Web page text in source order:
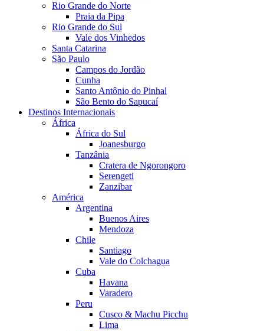
Rio Grande do Norte
Praia da Pipa
Rio Grande do Sul
Vale dos Vinhedos
Santa Catarina
São Paulo
Campos do Jordão
Cunha
Santo Antônio do Pinhal
São Bento do Sapucaí
Destinos Internacionais
África
África do Sul
Joanesburgo
Tanzânia
Cratera de Ngorongoro
Serengeti
Zanzibar
América
Argentina
Buenos Aires
Mendoza
Chile
Santiago
Vale do Colchagua
Cuba
Havana
Varadero
Peru
Cusco & Machu Picchu
Lima